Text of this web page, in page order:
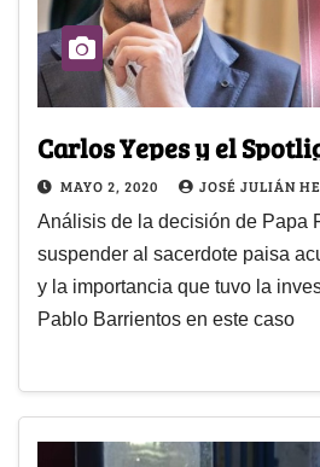
Carlos Yepes y el
MAYO 2, 2020 JOSÉ JULIÁN
Análisis de la decisión de Papa
suspender al sacerdote paisa
y la importancia que tuvo la
Pablo Barrientos en este caso